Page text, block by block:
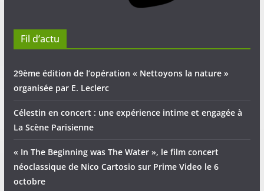
Fil d’actu
29ème édition de l’opération « Nettoyons la nature »
organisée par E. Leclerc
Célestin en concert : une expérience intime et engagée à
La Scène Parisienne
« In The Beginning was The Water », le film concert
néoclassique de Nico Cartosio sur Prime Video le 6
octobre